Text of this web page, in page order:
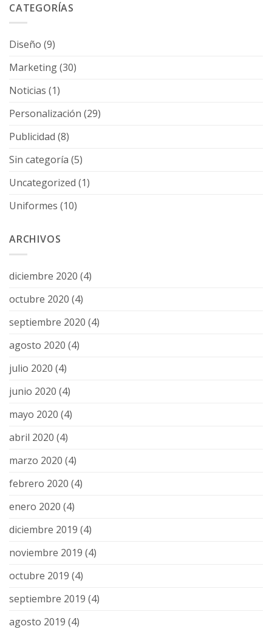
CATEGORÍAS
Diseño (9)
Marketing(30)
Noticias (1)
Personalización (29)
Publicidad (8)
Sin categoría (5)
Uncategorized (1)
Uniformes (10)
ARCHIVOS
diciembre 2020 (4)
octubre 2020 (4)
septiembre 2020 (4)
agosto 2020 (4)
julio 2020 (4)
junio 2020 (4)
mayo 2020 (4)
abril 2020 (4)
marzo 2020 (4)
febrero 2020 (4)
enero 2020 (4)
diciembre 2019 (4)
noviembre 2019 (4)
octubre 2019 (4)
septiembre 2019 (4)
agosto 2019 (4)